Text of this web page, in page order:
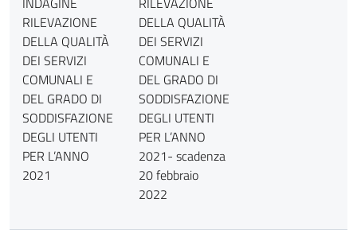
RILEVAZIONE
DELLA QUALITÀ
DEI SERVIZI
COMUNALI E
DEL GRADO DI
SODDISFAZIONE
DEGLI UTENTI
PER L’ANNO
2021
DELLA QUALITÀ
DEI SERVIZI
COMUNALI E
DEL GRADO DI
SODDISFAZIONE
DEGLI UTENTI
PER L’ANNO
2021- scadenza
20 febbraio
2022